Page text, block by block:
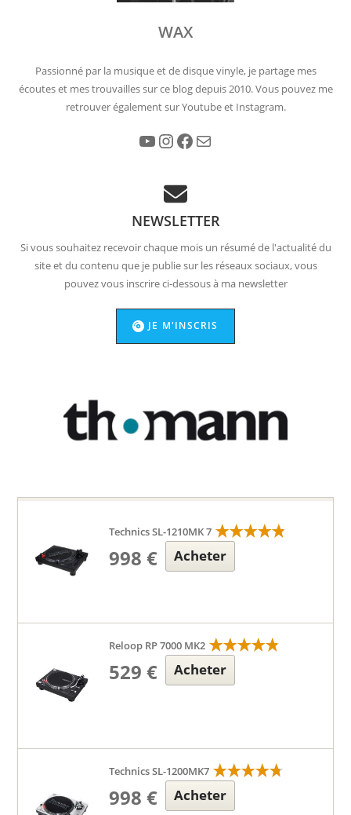
WAX
Passionné par la musique et de disque vinyle, je partage mes
écoutes et mes trouvailles sur ce blog depuis 2010. Vous pouvez me
retrouver également sur Youtube et Instagram.
YouTube Instagram Facebook
NEWSLETTER
Si vous souhaitez recevoir chaque mois un résumé de l'actualité du
site et du contenu que je publie sur les réseaux sociaux, vous
pouvez vous inscrire ci-dessous à ma newsletter
JE M'INSCRIS
Technics SL-1210MK 7
998 € Acheter
Reloop RP 7000 MK2
529 € Acheter
Technics SL-1200MK7
998 € Acheter